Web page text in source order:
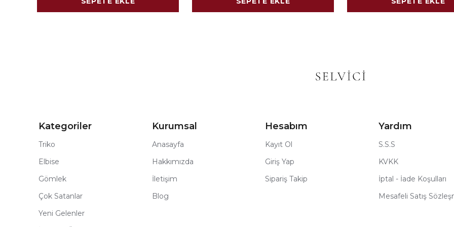
Kategoriler
Triko
Elbise
Gömlek
Çok Satanlar
Yeni Gelenler
Kurumsal
Anasayfa
Hakkımızda
İletişim
Blog
Hesabım
Kayıt Ol
Giriş Yap
Sipariş Takip
Yardım
S.S.S
KVKK
İptal - İade Koşulları
Mesafeli Satış